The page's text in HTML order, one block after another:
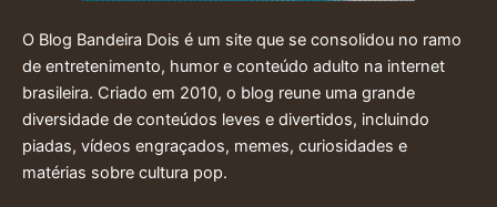
O Blog Bandeira Dois é um site que se consolidou no ramo
de entretenimento, humor e conteúdo adulto na internet
brasileira. Criado em 2010, o blog reune uma grande
diversidade de conteúdos leves e divertidos, incluindo
piadas, vídeos engraçados, memes, curiosidades e
matérias sobre cultura pop.